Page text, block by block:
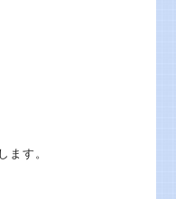
ます。